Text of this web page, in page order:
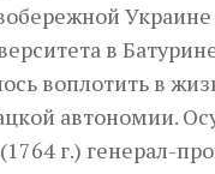
в
воплотить в
автономии.
г.) генерал-